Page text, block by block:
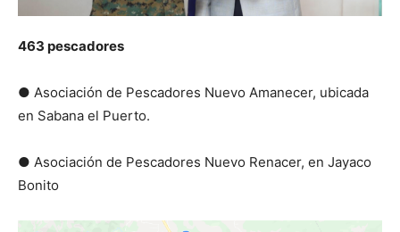
463 pescadores
● Asociación de Pescadores Nuevo Amanecer, ubicada
en Sabana el Puerto.
● Asociación de Pescadores Nuevo Renacer, en Jayaco
Bonito